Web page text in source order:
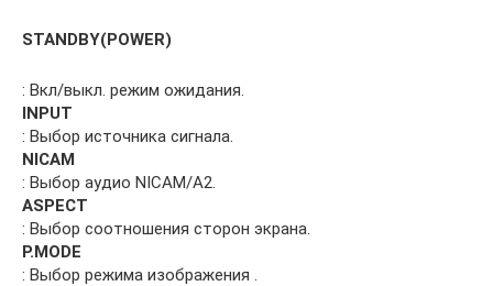
STANDBY(POWER)
: Вкл/выкл. режим ожидания.
INPUT
: Выбор источника сигнала.
NICAM
: Выбор аудио NICAM/A2.
ASPECT
: Выбор соотношения сторон экрана.
P.MODE
: Выбор режима изображения .